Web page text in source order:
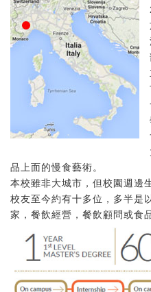
品上面的慢食藝術。
本校雖非大城市，但校園週邊
校友至今約有十多位，多半是
家，餐飲經營，餐飲顧問或食